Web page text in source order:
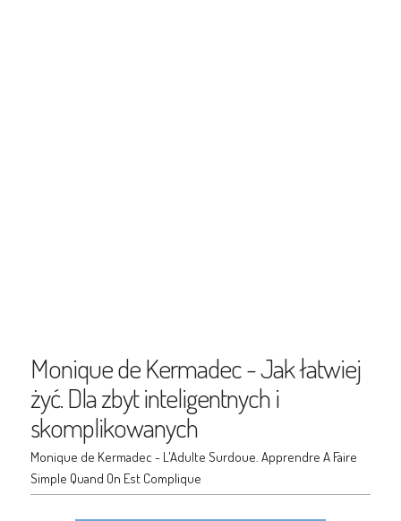
Monique de Kermadec - Jak łatwiej
żyć. Dla zbyt inteligentnych i
skomplikowanych
Monique de Kermadec - L'Adulte Surdoue. Apprendre A Faire
Simple Quand On Est Complique